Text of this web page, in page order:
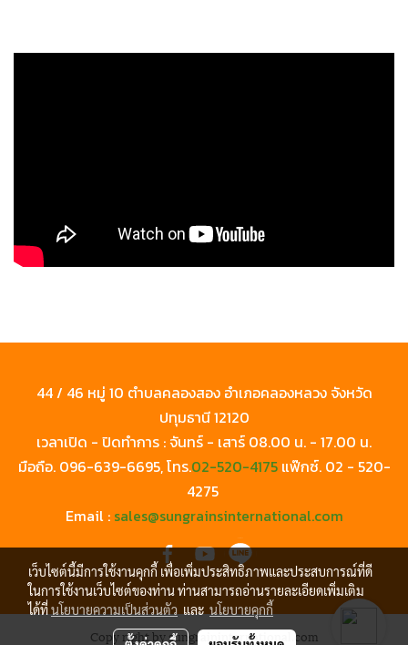
44 / 46 หมู่ 10 ตำบลคลองสอง อำเภอคลองหลวง จังหวัด
ปทุมธานี 12120
เวลาเปิด - ปิดทำการ : จันทร์ - เสาร์ 08.00 น. - 17.00 น.
มือถือ. 096-639-6695, โทร.02-520-4175แฟ๊กซ์. 02 - 520-
4275
Email : sales@sungrainsinternational.com
Copy right by sungraininternational.com
เว็บไซต์นี้มีการใช้งานคุกกี้ เพื่อเพิ่มประสิทธิภาพและประสบการณ์ที่ดี
ในการใช้งานเว็บไซต์ของท่าน ท่านสามารถอ่านรายละเอียดเพิ่มเติม
ได้ที่นโยบายความเป็นส่วนตัว และ นโยบายคุกกี้